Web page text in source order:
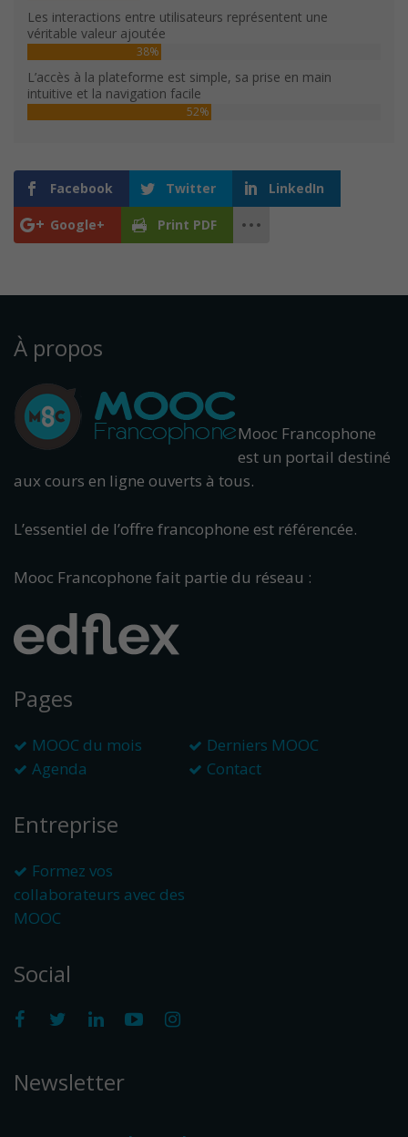
Les interactions entre utilisateurs représentent une
véritable valeur ajoutée
38%
L’accès à la plateforme est simple, sa prise en main
intuitive et la navigation facile
52%
Facebook Twitter LinkedIn
Google+ Print PDF
À propos
Mooc Francophone
est un portail destiné
aux cours en ligne ouverts à tous.
L’essentiel de l’offre francophone est référencée.
Mooc Francophone fait partie du réseau :
Pages
MOOC du mois
Derniers MOOC
Agenda
Contact
Entreprise
Formez vos
collaborateurs avec des
MOOC
Social
Newsletter